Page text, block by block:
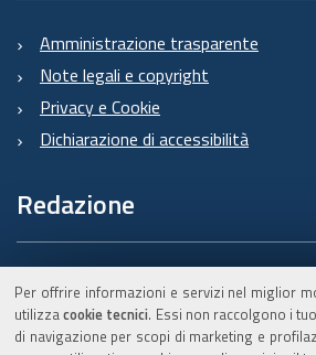
Per offrire informazioni e servizi nel miglior
utilizzacookie tecnici. Essi non raccolgono i
di navigazione per scopi di marketing e
Amministrazione trasparente
Note legali e copyright
Privacy e Cookie
Dichiarazione di accessibilità
Redazione
Informazioni sul Burert
e contatti